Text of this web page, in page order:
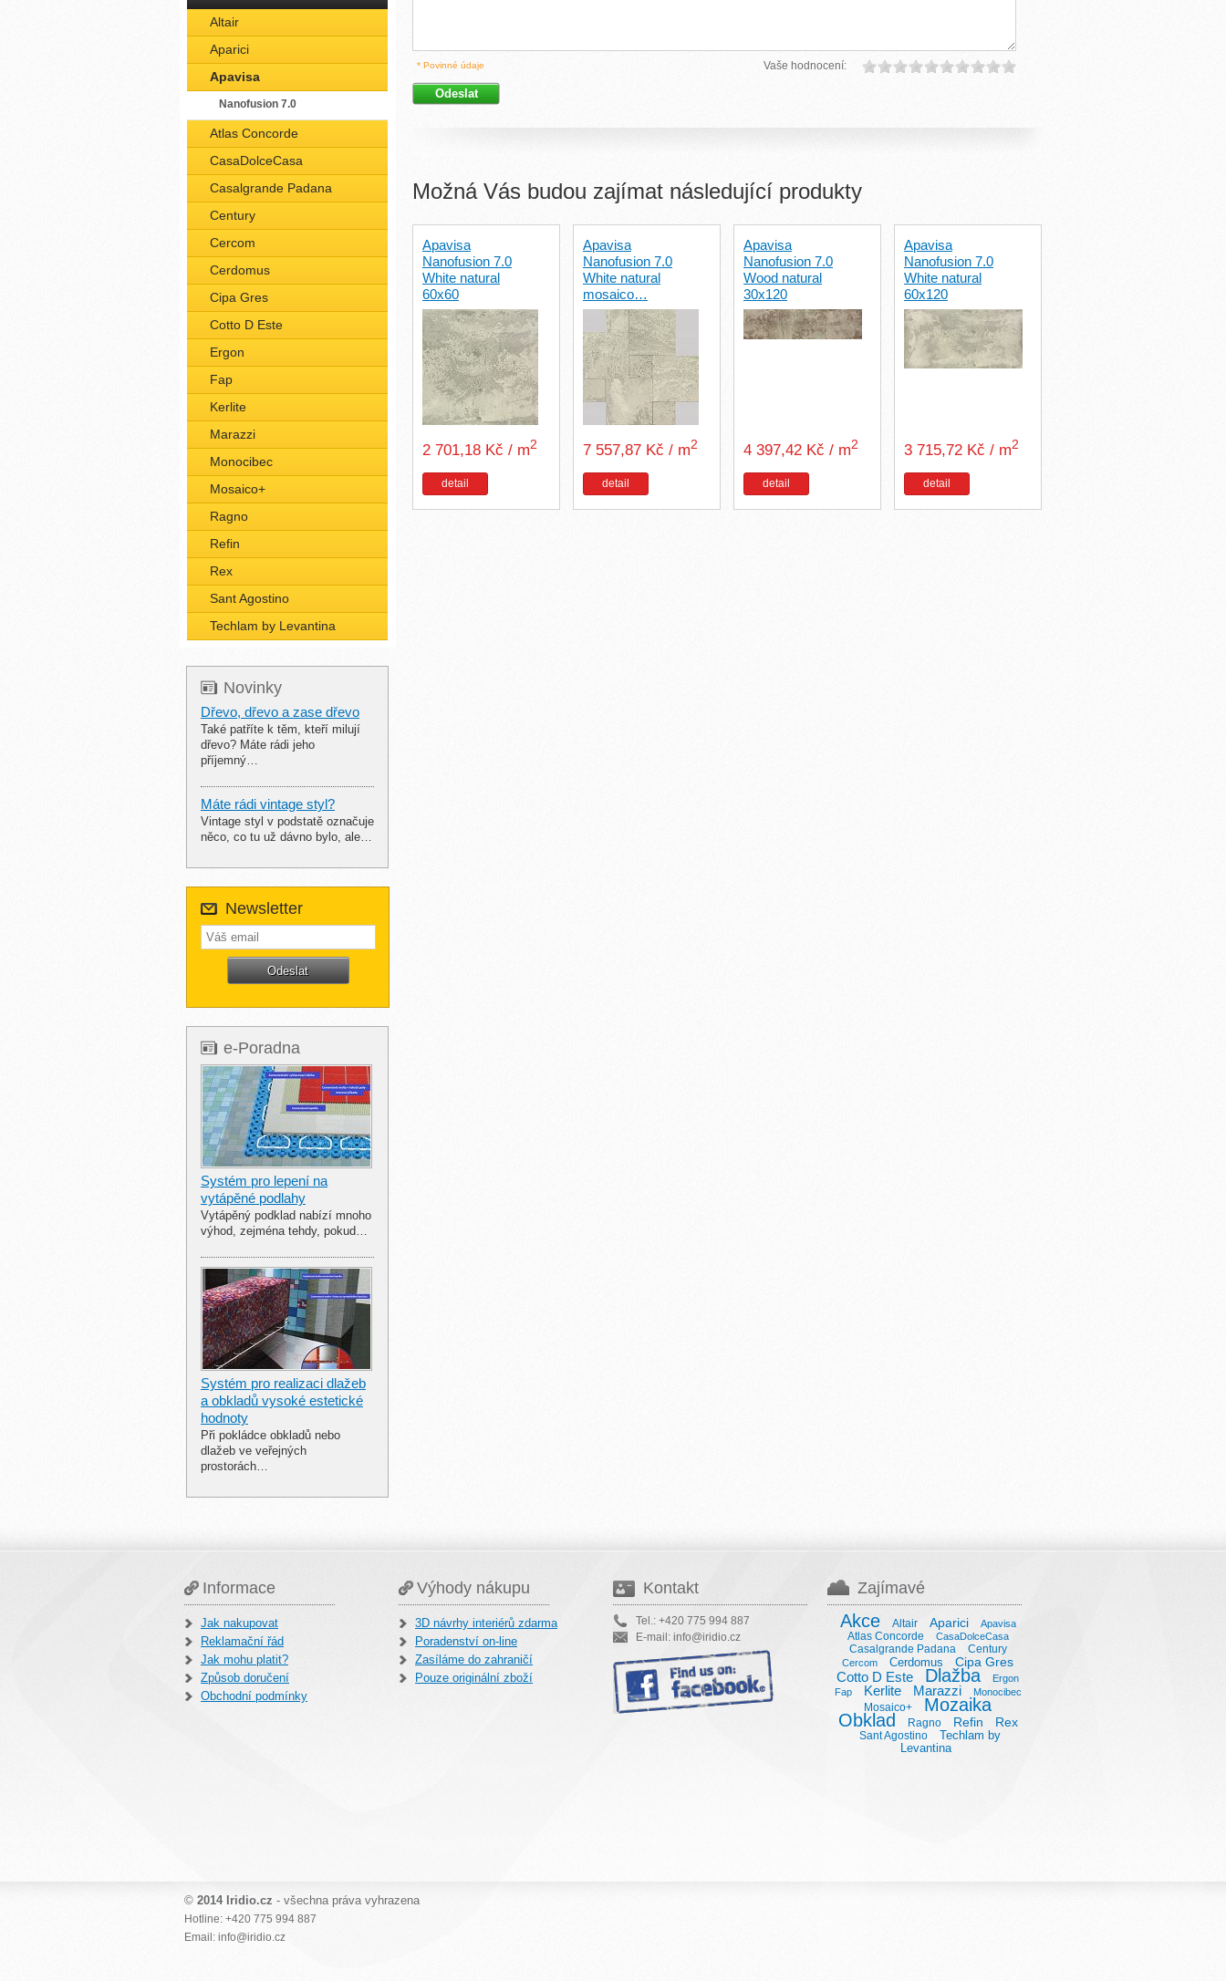
Altair
Aparici
Apavisa
Nanofusion 7.0
Atlas Concorde
CasaDolceCasa
Casalgrande Padana
Century
Cercom
Cerdomus
Cipa Gres
Cotto D Este
Ergon
Fap
Kerlite
Marazzi
Monocibec
Mosaico+
Ragno
Refin
Rex
Sant Agostino
Techlam by Levantina
Novinky
Dřevo, dřevo a zase dřevo
Také patříte k těm, kteří milují
dřevo? Máte rádi jeho
příjemný…
Máte rádi vintage styl?
Vintage styl v podstatě označuje
něco, co tu už dávno bylo, ale…
Newsletter
e-Poradna
Systém pro lepení na
vytápěné podlahy
Vytápěný podklad nabízí mnoho
výhod, zejména tehdy, pokud…
Systém pro realizaci dlažeb
a obkladů vysoké estetické
hodnoty
Při pokládce obkladů nebo
dlažeb ve veřejných
prostorách…
* Povinné údaje Vaše hodnocení:
Možná Vás budou zajímat následující produkty
Apavisa
Nanofusion 7.0
White natural
60x60
2 701,18 Kč / m2
detail
Apavisa
Nanofusion 7.0
White natural
mosaico…
7 557,87 Kč / m2
detail
Apavisa
Nanofusion 7.0
Wood natural
30x120
4 397,42 Kč / m2
detail
Apavisa
Nanofusion 7.0
White natural
60x120
3 715,72 Kč / m2
detail
Informace
Jak nakupovat
Reklamační řád
Jak mohu platit?
Způsob doručení
Obchodní podmínky
Výhody nákupu
3D návrhy interiérů zdarma
Poradenství on-line
Zasíláme do zahraničí
Pouze originální zboží
Kontakt
Tel.: +420 775 994 887
E-mail: info@iridio.cz
Zajímavé
Akce Altair Aparici Apavisa
Atlas Concorde CasaDolceCasa
Casalgrande Padana Century
Cercom Cerdomus Cipa Gres
Cotto D Este Dlažba
Ergon
Fap
Kerlite Marazzi Monocibec
Mosaico+ Mozaika
Obklad Ragno Refin Rex
Sant Agostino
Techlam by
Levantina
© 2014 Iridio.cz - všechna práva vyhrazena
Hotline: +420 775 994 887
Email: info@iridio.cz